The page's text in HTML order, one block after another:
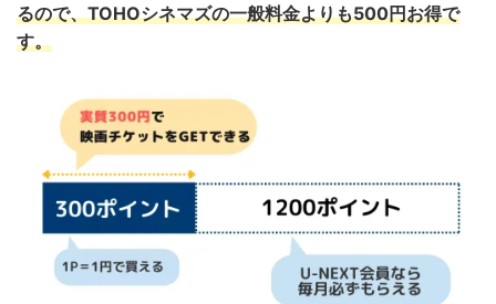
るので、TOHOシネマズの一般料金よりも500円お得で
す。